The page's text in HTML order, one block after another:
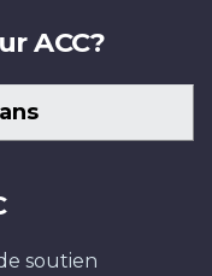
ACC?
soutien